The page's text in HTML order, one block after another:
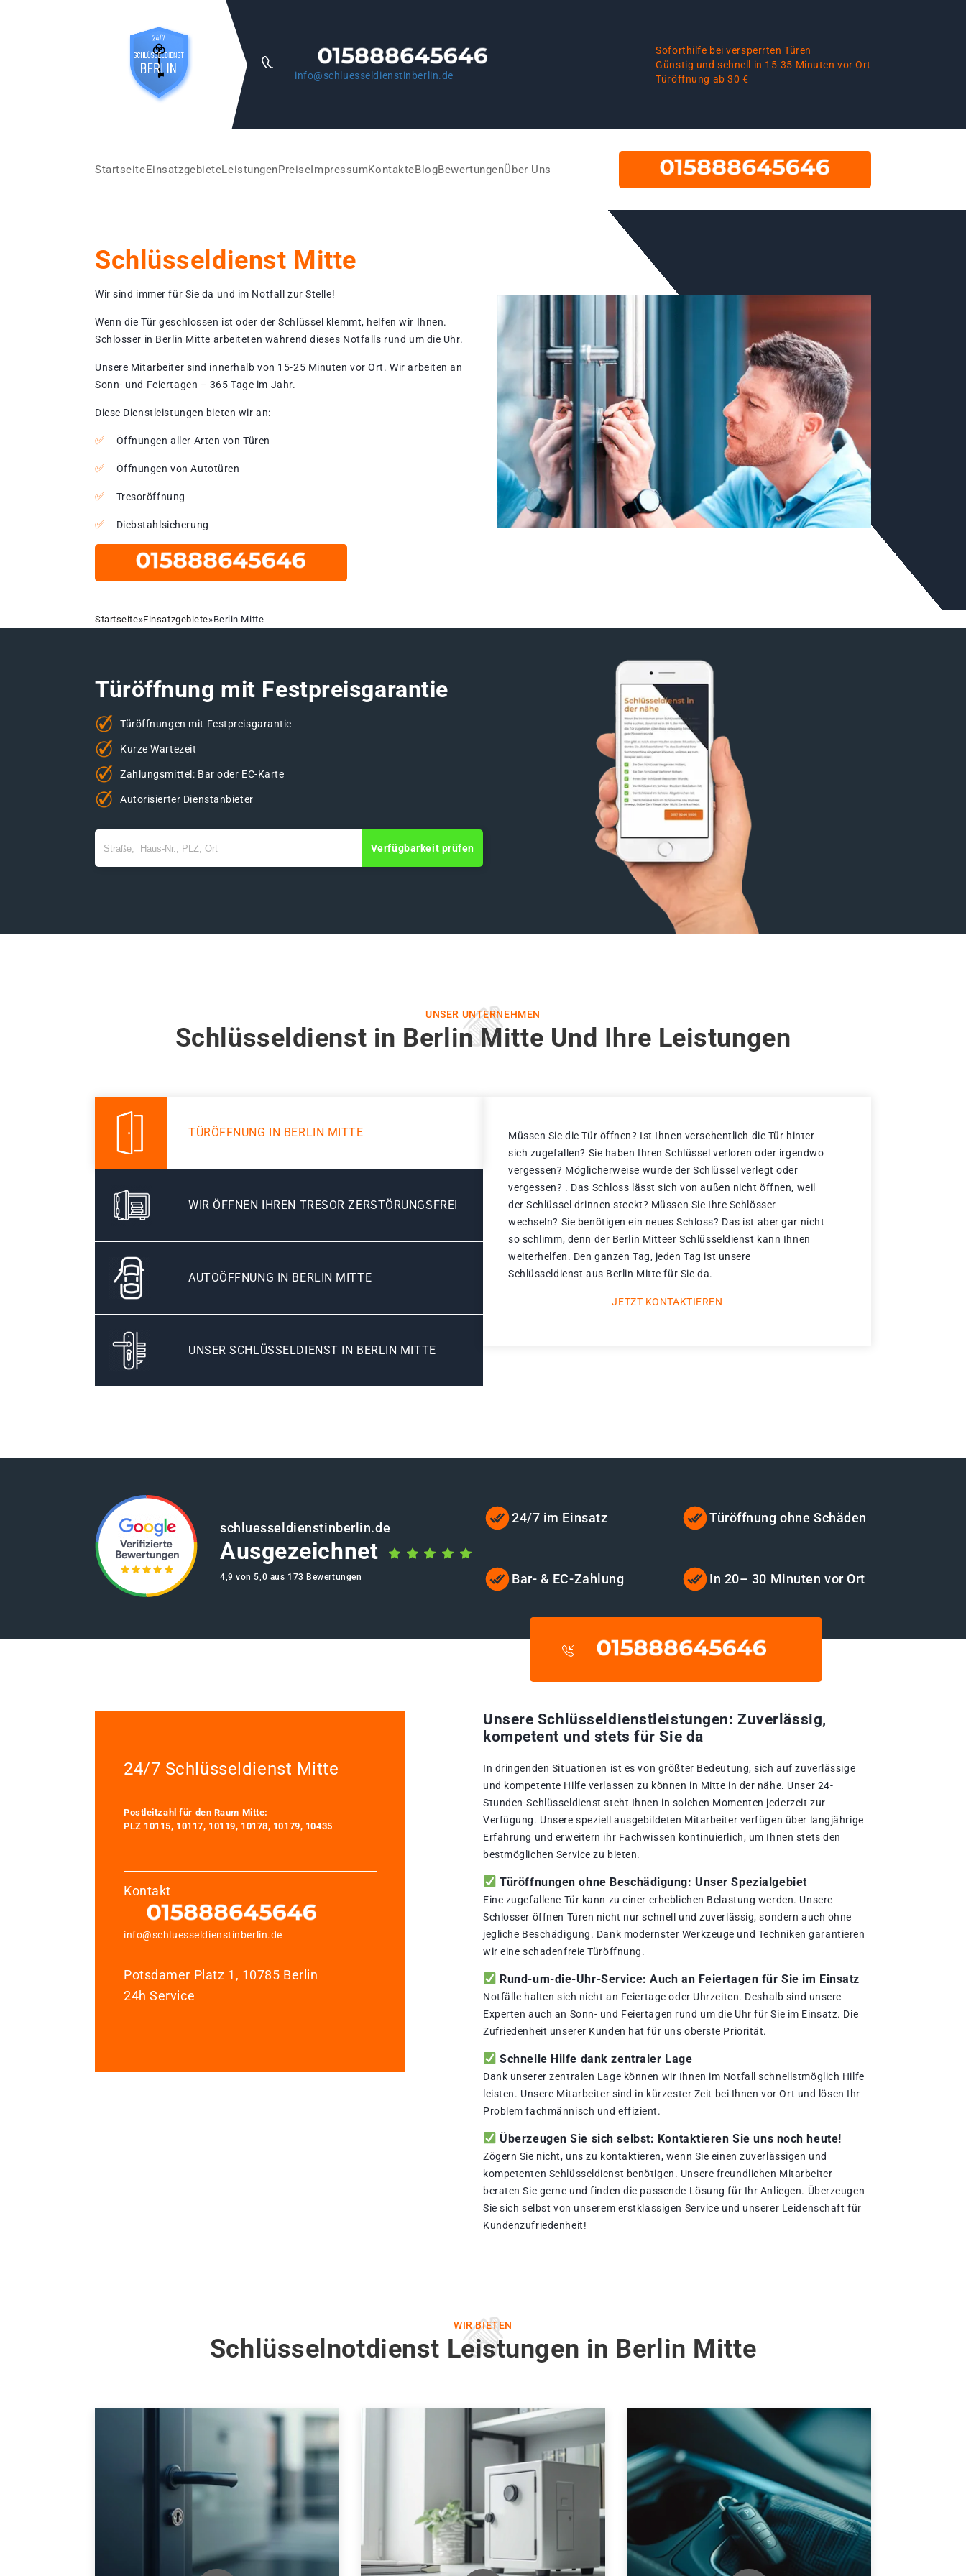
info@schluesseldienstinberlin.de
Soforthilfe bei versperrten Türen
Günstig und schnell in 15-35 Minuten vor Ort
Türöffnung ab 30 €
StartseiteEinsatzgebieteLeistungenPreiseImpressumKontakteBlogBewertungenÜber Uns
Schlüsseldienst Mitte
Wir sind immer für Sie da und im Notfall zur Stelle!
Wenn die Tür geschlossen ist oder der Schlüssel klemmt, helfen wir Ihnen.
Schlosser in Berlin Mitte arbeiteten während dieses Notfalls rund um die Uhr.
Unsere Mitarbeiter sind innerhalb von 15-25 Minuten vor Ort. Wir arbeiten an
Sonn- und Feiertagen – 365 Tage im Jahr.
Diese Dienstleistungen bieten wir an:
Öffnungen aller Arten von Türen
Öffnungen von Autotüren
Tresoröffnung
Diebstahlsicherung
Startseite»Einsatzgebiete»Berlin Mitte
Türöffnung mit Festpreisgarantie
Türöffnungen mit Festpreisgarantie
Kurze Wartezeit
Zahlungsmittel: Bar oder EC-Karte
Autorisierter Dienstanbieter
Verfügbarkeit prüfen
UNSER UNTERNEHMEN
Schlüsseldienst in Berlin Mitte Und Ihre Leistungen
TÜRÖFFNUNG IN BERLIN MITTE
WIR ÖFFNEN IHREN TRESOR ZERSTÖRUNGSFREI
AUTOÖFFNUNG IN BERLIN MITTE
UNSER SCHLÜSSELDIENST IN BERLIN MITTE
Müssen Sie die Tür öffnen? Ist Ihnen versehentlich die Tür hinter
sich zugefallen? Sie haben Ihren Schlüssel verloren oder irgendwo
vergessen? Möglicherweise wurde der Schlüssel verlegt oder
vergessen? . Das Schloss lässt sich von außen nicht öffnen, weil
der Schlüssel drinnen steckt? Müssen Sie Ihre Schlösser
wechseln? Sie benötigen ein neues Schloss? Das ist aber gar nicht
so schlimm, denn der Berlin Mitteer Schlüsseldienst kann Ihnen
weiterhelfen. Den ganzen Tag, jeden Tag ist unsere
Schlüsseldienst aus Berlin Mitte für Sie da.
JETZT KONTAKTIEREN
schluesseldienstinberlin.de
Ausgezeichnet
4,9 von 5,0 aus 173 Bewertungen
24/7 im Einsatz Türöffnung ohne Schäden
Bar- & EC-Zahlung In 20– 30 Minuten vor Ort
24/7 Schlüsseldienst Mitte
Postleitzahl für den Raum Mitte:
PLZ 10115, 10117, 10119, 10178, 10179, 10435
Kontakt
info@schluesseldienstinberlin.de
Potsdamer Platz 1, 10785 Berlin
24h Service
Unsere Schlüsseldienstleistungen: Zuverlässig,
kompetent und stets für Sie da
In dringenden Situationen ist es von größter Bedeutung, sich auf zuverlässige
und kompetente Hilfe verlassen zu können in Mitte in der nähe. Unser 24-
Stunden-Schlüsseldienst steht Ihnen in solchen Momenten jederzeit zur
Verfügung. Unsere speziell ausgebildeten Mitarbeiter verfügen über langjährige
Erfahrung und erweitern ihr Fachwissen kontinuierlich, um Ihnen stets den
bestmöglichen Service zu bieten.
Türöffnungen ohne Beschädigung: Unser Spezialgebiet
Eine zugefallene Tür kann zu einer erheblichen Belastung werden. Unsere
Schlosser öffnen Türen nicht nur schnell und zuverlässig, sondern auch ohne
jegliche Beschädigung. Dank modernster Werkzeuge und Techniken garantieren
wir eine schadenfreie Türöffnung.
Rund-um-die-Uhr-Service: Auch an Feiertagen für Sie im Einsatz
Notfälle halten sich nicht an Feiertage oder Uhrzeiten. Deshalb sind unsere
Experten auch an Sonn- und Feiertagen rund um die Uhr für Sie im Einsatz. Die
Zufriedenheit unserer Kunden hat für uns oberste Priorität.
Schnelle Hilfe dank zentraler Lage
Dank unserer zentralen Lage können wir Ihnen im Notfall schnellstmöglich Hilfe
leisten. Unsere Mitarbeiter sind in kürzester Zeit bei Ihnen vor Ort und lösen Ihr
Problem fachmännisch und effizient.
Überzeugen Sie sich selbst: Kontaktieren Sie uns noch heute!
Zögern Sie nicht, uns zu kontaktieren, wenn Sie einen zuverlässigen und
kompetenten Schlüsseldienst benötigen. Unsere freundlichen Mitarbeiter
beraten Sie gerne und finden die passende Lösung für Ihr Anliegen. Überzeugen
Sie sich selbst von unserem erstklassigen Service und unserer Leidenschaft für
Kundenzufriedenheit!
WIR BIETEN
Schlüsselnotdienst Leistungen in Berlin Mitte